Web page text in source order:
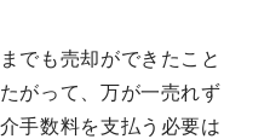
でも売却ができたこと
がって、万が一売れず
手数料を支払う必要は